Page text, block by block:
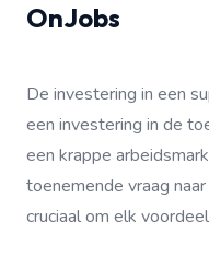
OnJobs
De investering in een
een investering in de
een krappe
toenemende vraag
cruciaal om elk